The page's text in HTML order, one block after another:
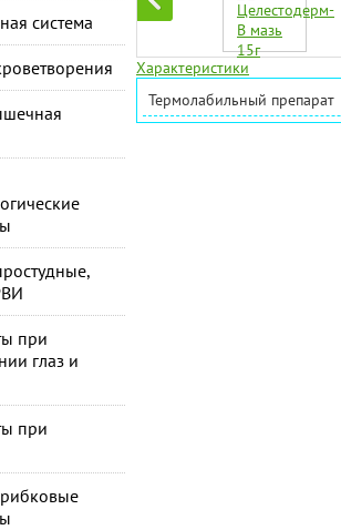
система
при
глаз и
при
Характеристики
Термолабильный препарат